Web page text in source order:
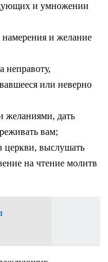
и умножении
намерения и желание
неправоту,
или неверно
желаниями, дать
вам;
церкви, выслушать
на чтение молитв